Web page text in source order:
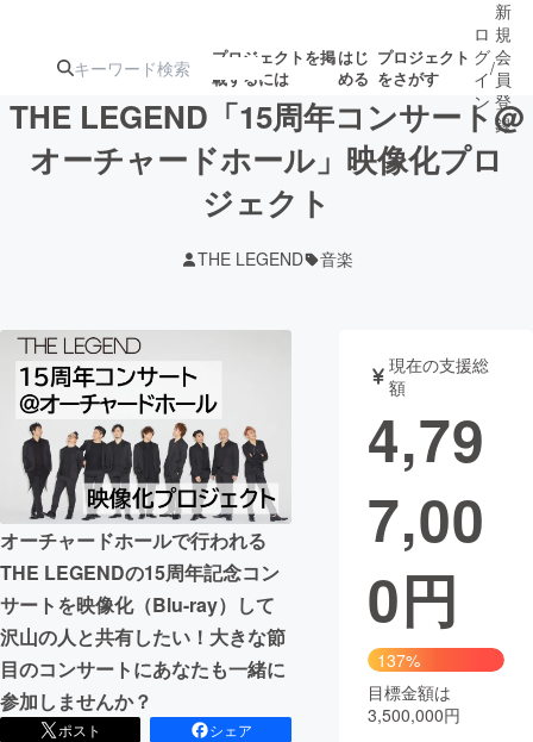
プロジェクトを掲
載するには
はじ
める
プロジェクト
をさがす
注目の新着プロ募集終了が近いプ
テクノロジー・ガジェット
映像・映画 書籍・雑誌
ビジネス・起業 チャレンジ
まちづくり・地域活性化
CAMPFIRE for Social Good
CAMPFIRE Creation
CAMPFIREふるさと納税
コミュニティ
ロ
グ
イ
ン
/
新
規
会
員
登
録
THE LEGEND「15周年コンサート@
オーチャードホール」映像化プロ
ジェクト
THE LEGEND 音楽
オーチャードホールで行われる
THE LEGENDの15周年記念コン
サートを映像化（Blu-ray）して
沢山の人と共有したい！大きな節
目のコンサートにあなたも一緒に
参加しませんか？
ポスト
シェア
現在の支援総
額
4,79
7,00
0円
137%
目標金額は
3,500,000円